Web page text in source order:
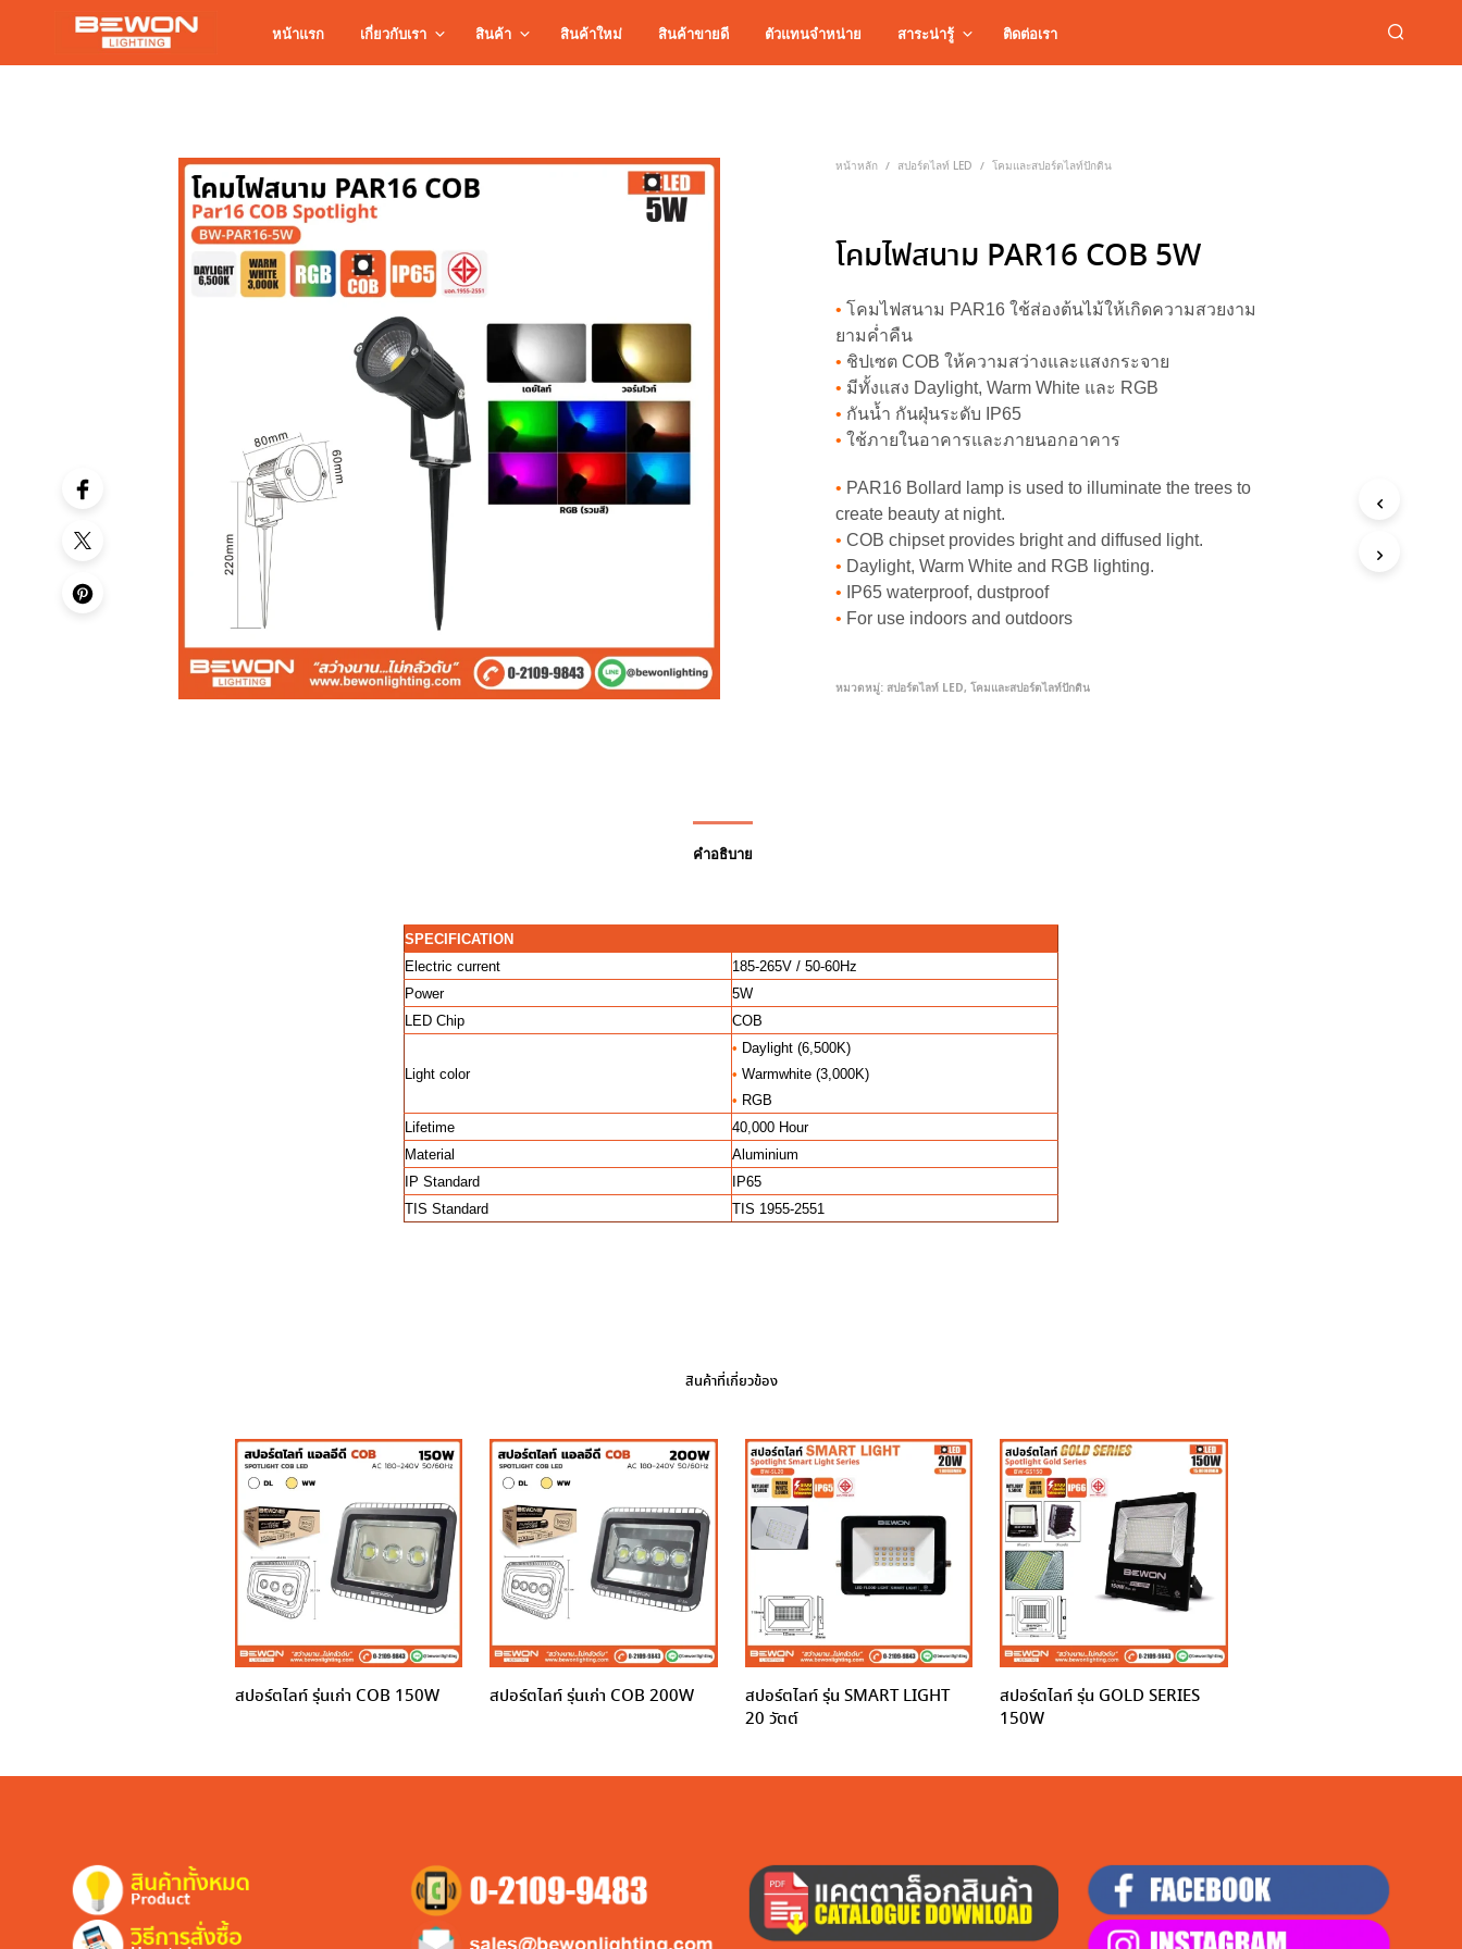
หน้าแรก เกี่ยวกับเรา สินค้า สินค้าใหม่ สินค้าขายดี ตัวแทนจำหน่าย สาระน่ารู้ ติดต่อเรา
หน้าหลัก / สปอร์ตไลท์ LED / โคมและสปอร์ตไลท์ปักดิน
โคมไฟสนาม PAR16 COB 5W
• โคมไฟสนาม PAR16 ใช้ส่องต้นไม้ให้เกิดความสวยงาม
ยามค่ำคืน
• ชิปเซต COB ให้ความสว่างและแสงกระจาย
• มีทั้งแสง Daylight, Warm White และ RGB
• กันน้ำ กันฝุ่นระดับ IP65
• ใช้ภายในอาคารและภายนอกอาคาร
• PAR16 Bollard lamp is used to illuminate the trees to
create beauty at night.
• COB chipset provides bright and diffused light.
• Daylight, Warm White and RGB lighting.
• IP65 waterproof, dustproof
• For use indoors and outdoors
หมวดหมู่: สปอร์ตไลท์ LED,โคมและสปอร์ตไลท์ปักดิน
คำอธิบาย
SPECIFICATION
Electric current
185-265V / 50-60Hz
Power
5W
LED Chip
COB
Light color
• Daylight (6,500K)
• Warmwhite (3,000K)
• RGB
Lifetime
40,000 Hour
Material
Aluminium
IP Standard
IP65
TIS Standard
TIS 1955-2551
สินค้าที่เกี่ยวข้อง
สปอร์ตไลท์ รุ่นเก่า COB 150W สปอร์ตไลท์ รุ่นเก่า COB 200W
สปอร์ตไลท์ รุ่น SMART LIGHT
20 วัตต์
สปอร์ตไลท์ รุ่น GOLD SERIES
150W